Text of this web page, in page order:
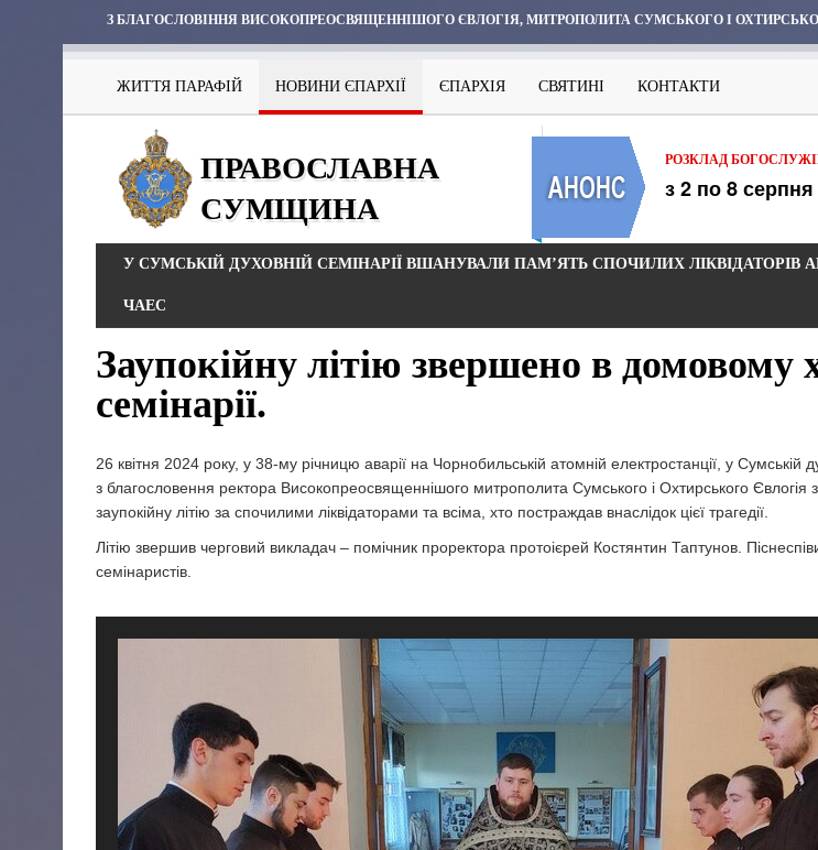
З БЛАГОСЛОВІННЯ ВИСОКОПРЕОСВЯЩЕННІШОГО ЄВЛОГІЯ, МИТРОПОЛИТА СУМСЬКОГО І
ЖИТТЯ ПАРАФІЙ НОВИНИ ЄПАРХІЇ ЄПАРХІЯ СВЯТИНІ КОНТАКТИ
ПРАВОСЛАВНА
СУМЩИНА
РОЗКЛАД
з 2 по 8
У СУМСЬКІЙ ДУХОВНІЙ СЕМІНАРІЇ ВШАНУВАЛИ ПАМ’ЯТЬ СПОЧИЛИХ ЛІКВІДАТОРІВ
ЧАЕС
Заупокійну літію звершено в домовому
семінарії.
26 квітня 2024 року, у 38-му річницю аварії на Чорнобильській атомній електростанції, у Сумській
з благословення ректора Високопреосвященнішого митрополита Сумського і Охтирського Євлогія
заупокійну літію за спочилими ліквідаторами та всіма, хто постраждав внаслідок цієї трагедії.
Літію звершив черговий викладач – помічник проректора протоієрей Костянтин Таптунов.
семінаристів.